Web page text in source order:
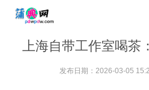
上海自带工作室喝茶
发布日期：2026-03-05